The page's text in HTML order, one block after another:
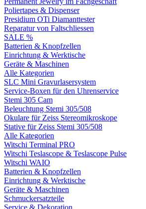
Poliertapes & Dispenser
Presidium OTi Diamanttester
Reparatur von Faltschliessen
SALE %
Batterien & Knopfzellen
Einrichtung & Werktische
Geräte & Maschinen
Alle Kategorien
SLC Mini Gravurlasersystem
Service-Boxen für den Uhrenservice
Stemi 305 Cam
Beleuchtung Stemi 305/508
Okulare für Zeiss Stereomikroskope
Stative für Zeiss Stemi 305/508
Alle Kategorien
Witschi Terminal PRO
Witschi Teslascope & Teslascope Pulse
Witschi WAIO
Batterien & Knopfzellen
Einrichtung & Werktische
Geräte & Maschinen
Schmuckersatzteile
Service & Dekoration